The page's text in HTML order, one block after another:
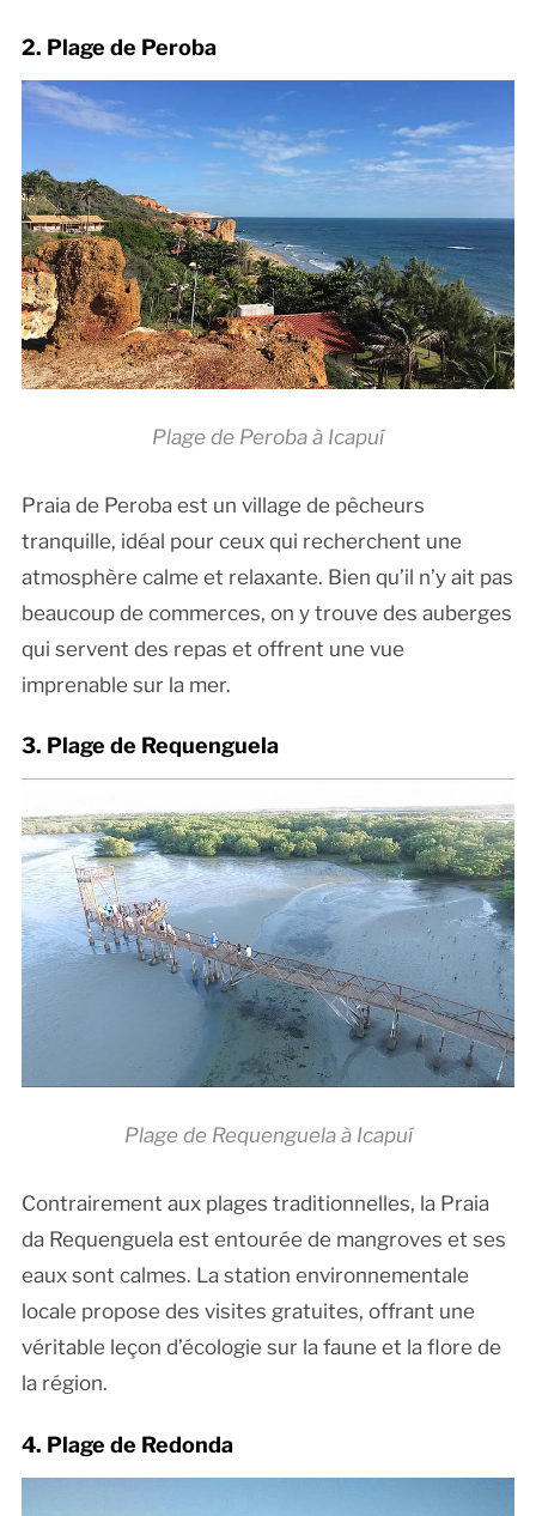
2. Plage de Peroba
Plage de Peroba à Icapuí
Praia de Peroba est un village de pêcheurs
tranquille, idéal pour ceux qui recherchent une
atmosphère calme et relaxante. Bien qu’il n’y ait pas
beaucoup de commerces, on y trouve des auberges
qui servent des repas et offrent une vue
imprenable sur la mer.
3. Plage de Requenguela
Plage de Requenguela à Icapuí
Contrairement aux plages traditionnelles, la Praia
da Requenguela est entourée de mangroves et ses
eaux sont calmes. La station environnementale
locale propose des visites gratuites, offrant une
véritable leçon d’écologie sur la faune et la flore de
la région.
4. Plage de Redonda